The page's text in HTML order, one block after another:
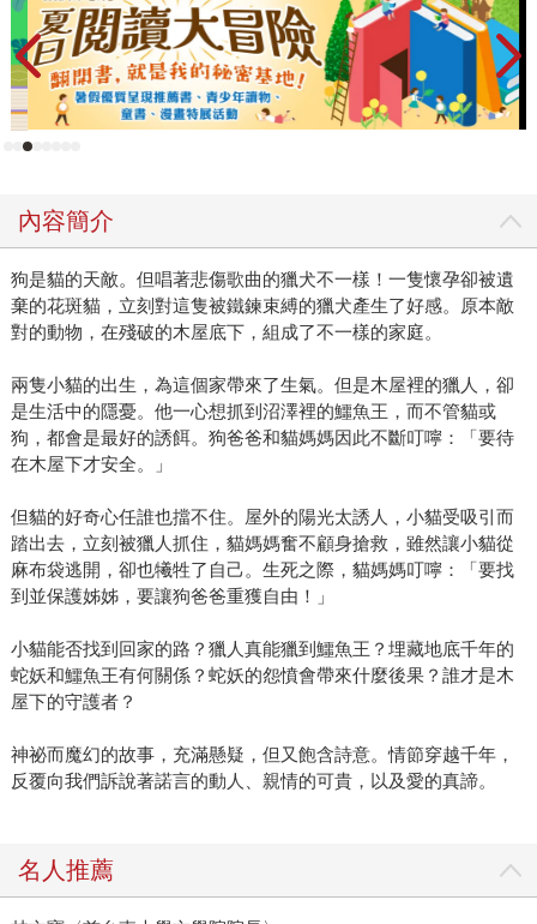
內容簡介
狗是貓的天敵。但唱著悲傷歌曲的獵犬不一樣！一隻懷孕卻被遺
棄的花斑貓，立刻對這隻被鐵鍊束縛的獵犬產生了好感。原本敵
對的動物，在殘破的木屋底下，組成了不一樣的家庭。
兩隻小貓的出生，為這個家帶來了生氣。但是木屋裡的獵人，卻
是生活中的隱憂。他一心想抓到沼澤裡的鱷魚王，而不管貓或
狗，都會是最好的誘餌。狗爸爸和貓媽媽因此不斷叮嚀：「要待
在木屋下才安全。」
但貓的好奇心任誰也擋不住。屋外的陽光太誘人，小貓受吸引而
踏出去，立刻被獵人抓住，貓媽媽奮不顧身搶救，雖然讓小貓從
麻布袋逃開，卻也犧牲了自己。生死之際，貓媽媽叮嚀：「要找
到並保護姊姊，要讓狗爸爸重獲自由！」
小貓能否找到回家的路？獵人真能獵到鱷魚王？埋藏地底千年的
蛇妖和鱷魚王有何關係？蛇妖的怨憤會帶來什麼後果？誰才是木
屋下的守護者？
神祕而魔幻的故事，充滿懸疑，但又飽含詩意。情節穿越千年，
反覆向我們訴說著諾言的動人、親情的可貴，以及愛的真諦。
名人推薦